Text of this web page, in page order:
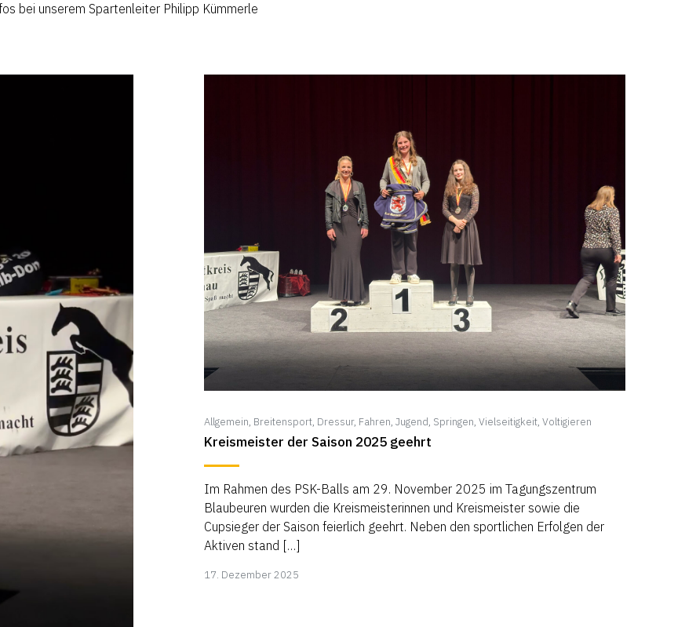
bei unserem Spartenleiter Philipp Kümmerle
Allgemein, Breitensport, Dressur, Fahren, Jugend, Springen, Vielseitigkeit, Voltigieren
Kreismeister der Saison 2025 geehrt
Im Rahmen des PSK-Balls am 29. November 2025 im Tagungszentrum
Blaubeuren wurden die Kreismeisterinnen und Kreismeister sowie die
Cupsieger der Saison feierlich geehrt. Neben den sportlichen Erfolgen der
Aktiven stand […]
17. Dezember 2025